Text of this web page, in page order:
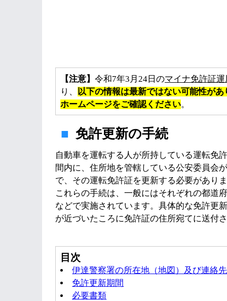
【注意】令和7年3月24日のマイナ免許証
り、
以下の情報は最新ではない可能性があ
ホームページをご確認ください。
免許更新の手続
自動車を運転する人が所持している運転免
間内に、住所地を管轄している公安委員会
で、その運転免許証を更新する必要があり
これらの手続は、一般にはそれぞれの都道
などで実施されています。具体的な免許更
が近づいたころに免許証の住所宛てに送付
目次
伊達警察署の所在地（地図）及び連絡
免許更新期間
必要書類